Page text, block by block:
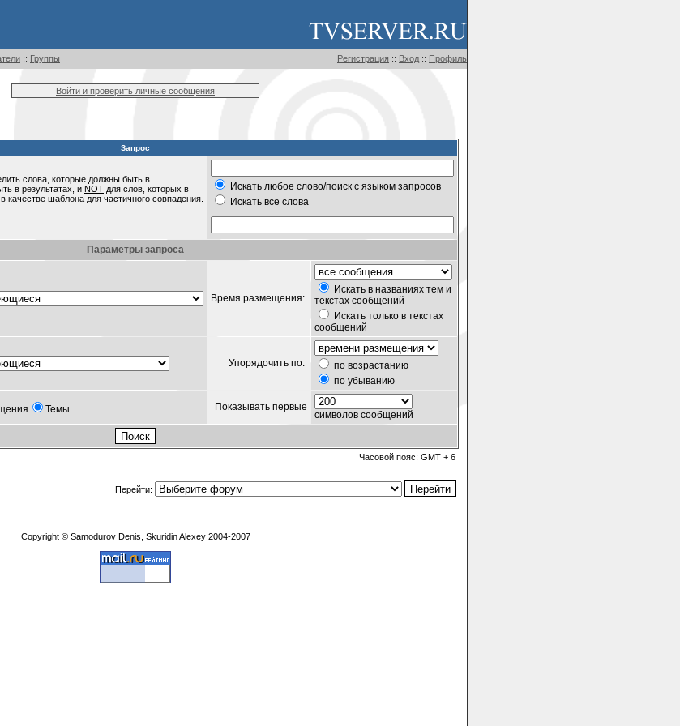
:: Группы Регистрация :: Вход :: Профиль
Войти и проверить личные сообщения
Запрос
слова, которые должны быть в
в результатах, и NOT для слов, которых в
качестве шаблона для частичного совпадения.
Искать любое слово/поиск с языком запросов
Искать все слова
Параметры запроса
Время размещения:
Искать в названиях тем и
текстах сообщений
Искать только в текстах
сообщений
Упорядочить по:
по возрастанию
по убыванию
Темы Показывать первые
символов сообщений
Часовой пояс: GMT + 6
Перейти:
Copyright © Samodurov Denis, Skuridin Alexey 2004-2007